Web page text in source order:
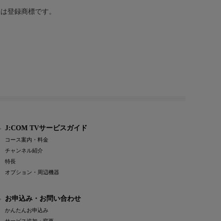
登録商標です。
J:COM TVサービスガイド
コース案内・料金
チャンネル紹介
特長
オプション・周辺機器
お申込み・お問い合わせ
かんたんお申込み